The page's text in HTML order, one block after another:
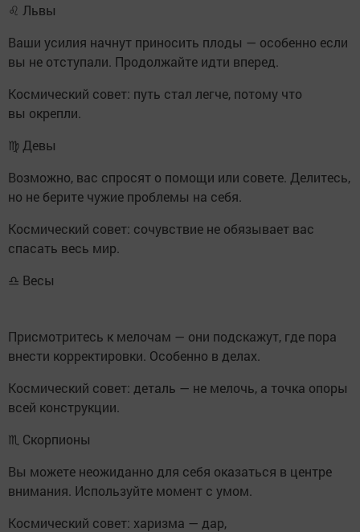
♌ Львы
Ваши усилия начнут приносить плоды — особенно если
вы не отступали. Продолжайте идти вперед.
Космический совет: путь стал легче, потому что
вы окрепли.
♍ Девы
Возможно, вас спросят о помощи или совете. Делитесь,
но не берите чужие проблемы на себя.
Космический совет: сочувствие не обязывает вас
спасать весь мир.
♎ Весы
Присмотритесь к мелочам — они подскажут, где пора
внести корректировки. Особенно в делах.
Космический совет: деталь — не мелочь, а точка опоры
всей конструкции.
♏ Скорпионы
Вы можете неожиданно для себя оказаться в центре
внимания. Используйте момент с умом.
Космический совет: харизма — дар,